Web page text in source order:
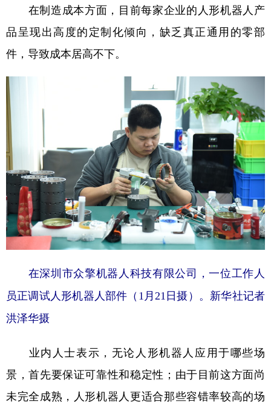
在制造成本方面，目前每家企业的人形机器人产
品呈现出高度的定制化倾向，缺乏真正通用的零部
件，导致成本居高不下。
在深圳市众擎机器人科技有限公司，一位工作人
员正调试人形机器人部件（1月21日摄）。新华社记者
洪泽华摄
业内人士表示，无论人形机器人应用于哪些场
景，首先要保证可靠性和稳定性；由于目前这方面尚
未完全成熟，人形机器人更适合那些容错率较高的场